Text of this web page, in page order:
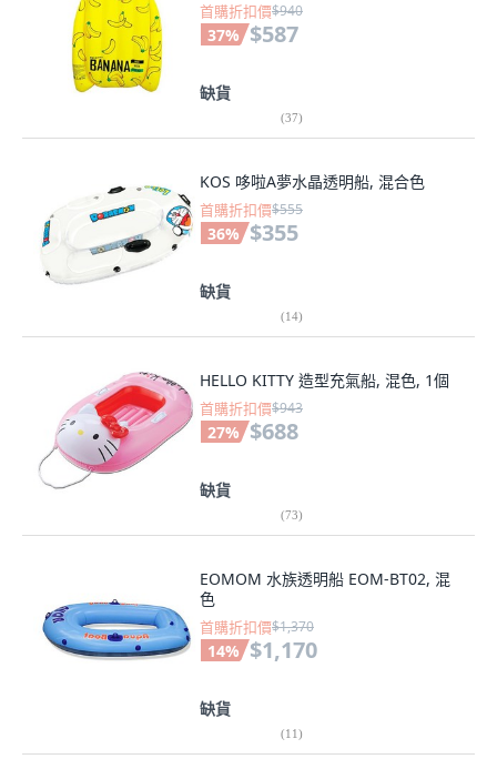
首購折扣價$940
37% $587
缺貨
(37)
KOS 哆啦A夢水晶透明船, 混合色
首購折扣價$555
36% $355
缺貨
(14)
HELLO KITTY 造型充氣船, 混色, 1個
首購折扣價$943
27% $688
缺貨
(73)
EOMOM 水族透明船 EOM-BT02, 混
色
首購折扣價$1,370
14% $1,170
缺貨
(11)